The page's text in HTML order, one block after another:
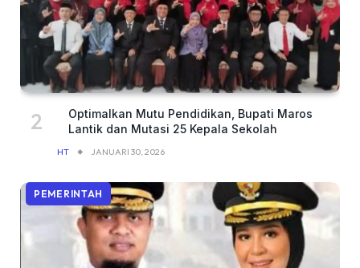
Optimalkan Mutu Pendidikan, Bupati Maros
Lantik dan Mutasi 25 Kepala Sekolah
HT JANUARI 30, 2026
PEMERINTAH